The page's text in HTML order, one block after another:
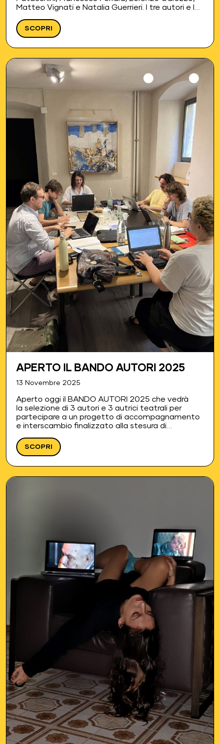
Matteo Vignati e Natalia Guerrieri. I tre autori e le
La Corte…
SCOPRI
APERTO IL BANDO AUTORI 2025
13 Novembre 2025
Aperto oggi il BANDO AUTORI 2025 che vedrà
la selezione di 3 autori e 3 autrici teatrali per
partecipare a un progetto di accompagnamento
e interscambio finalizzato alla stesura di
essi. Il bando offre la…
SCOPRI